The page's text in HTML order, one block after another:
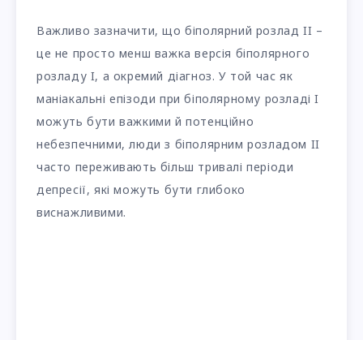
Важливо зазначити, що біполярний розлад II –
це не просто менш важка версія біполярного
розладу I, а окремий діагноз. У той час як
маніакальні епізоди при біполярному розладі I
можуть бути важкими й потенційно
небезпечними, люди з біполярним розладом II
часто переживають більш тривалі періоди
депресії, які можуть бути глибоко
виснажливими.